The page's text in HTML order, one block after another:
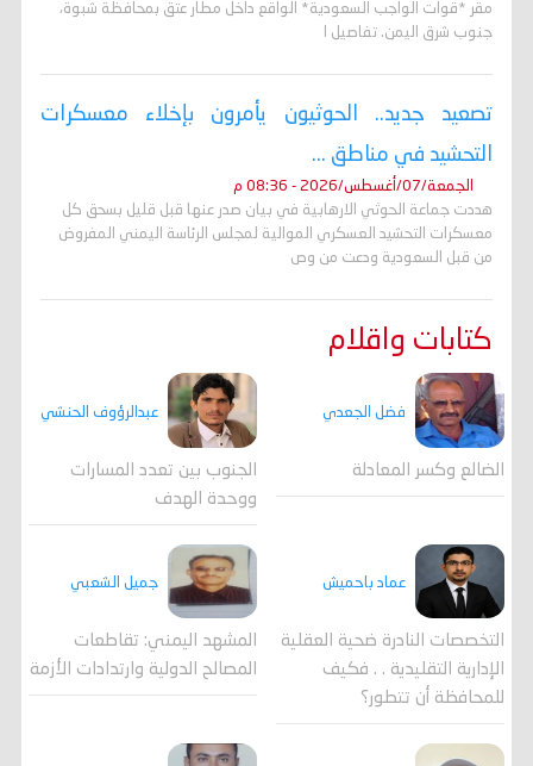
مقر *قوات الواجب السعودية* الواقع داخل مطار عتق بمحافظة شبوة،
جنوب شرق اليمن. تفاصيل ا
تصعيد جديد.. الحوثيون يأمرون بإخلاء معسكرات
التحشيد في مناطق ...
الجمعة/07/أغسطس/2026 - 08:36 م
هددت جماعة الحوثي الارهابية في بيان صدر عنها قبل قليل بسحق كل
معسكرات التحشيد العسكري الموالية لمجلس الرئاسة اليمني المفروض
من قبل السعودية ودعت من وص
كتابات واقلام
فضل الجعدي
الضالع وكسر المعادلة
عبدالرؤوف الحنشي
الجنوب بين تعدد المسارات
ووحدة الهدف
عماد باحميش
التخصصات النادرة ضحية العقلية
الإدارية التقليدية . . فكيف
للمحافظة أن تتطور؟
جميل الشعبي
المشهد اليمني: تقاطعات
المصالح الدولية وارتدادات الأزمة